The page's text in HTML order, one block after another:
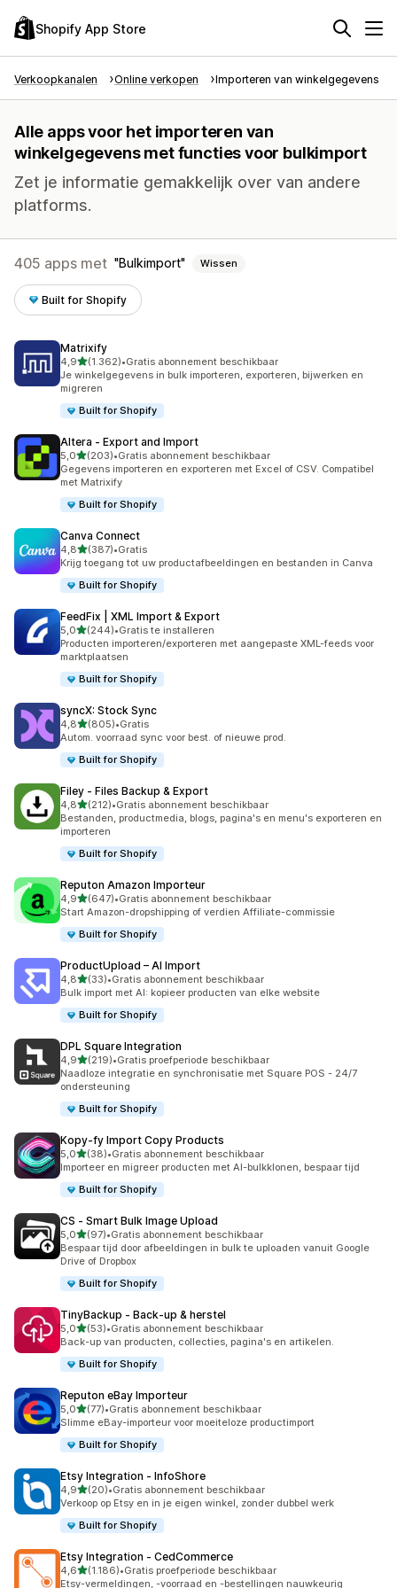
Shopify App Store
Verkoopkanalen Online verkopen Importeren van winkelgegevens
Alle apps voor het importeren van
winkelgegevens met functies voor bulkimport
Zet je informatie gemakkelijk over van andere
platforms.
405 apps met Bulkimport Wissen
Built for Shopify
Matrixify
4,9van 5 sterren
(1.362)
1362 recensies in totaal
•Gratis abonnement beschikbaar
Je winkelgegevens in bulk importeren, exporteren, bijwerken en
migreren
Built for Shopify
Altera ‑ Export and Import
5,0van 5 sterren
(203)
203 recensies in totaal
•Gratis abonnement beschikbaar
Gegevens importeren en exporteren met Excel of CSV. Compatibel
met Matrixify
Built for Shopify
Canva Connect
4,8van 5 sterren
(387)
387 recensies in totaal
•Gratis
Krijg toegang tot uw productafbeeldingen en bestanden in Canva
Built for Shopify
FeedFix | XML Import & Export
5,0van 5 sterren
(244)
244 recensies in totaal
•Gratis te installeren
Producten importeren/exporteren met aangepaste XML-feeds voor
marktplaatsen
Built for Shopify
syncX: Stock Sync
4,8van 5 sterren
(805)
805 recensies in totaal
•Gratis
Autom. voorraad sync voor best. of nieuwe prod.
Built for Shopify
Filey ‑ Files Backup & Export
4,8van 5 sterren
(212)
212 recensies in totaal
•Gratis abonnement beschikbaar
Bestanden, productmedia, blogs, pagina's en menu's exporteren en
importeren
Built for Shopify
Reputon Amazon Importeur
4,9van 5 sterren
(647)
647 recensies in totaal
•Gratis abonnement beschikbaar
Start Amazon-dropshipping of verdien Affiliate-commissie
Built for Shopify
ProductUpload – AI Import
4,8van 5 sterren
(33)
33 recensies in totaal
•Gratis abonnement beschikbaar
Bulk import met AI: kopieer producten van elke website
Built for Shopify
DPL Square Integration
4,9van 5 sterren
(219)
219 recensies in totaal
•Gratis proefperiode beschikbaar
Naadloze integratie en synchronisatie met Square POS - 24/7
ondersteuning
Built for Shopify
Kopy‑fy Import Copy Products
5,0van 5 sterren
(38)
38 recensies in totaal
•Gratis abonnement beschikbaar
Importeer en migreer producten met AI-bulkklonen, bespaar tijd
Built for Shopify
CS ‑ Smart Bulk Image Upload
5,0van 5 sterren
(97)
97 recensies in totaal
•Gratis abonnement beschikbaar
Bespaar tijd door afbeeldingen in bulk te uploaden vanuit Google
Drive of Dropbox
Built for Shopify
TinyBackup ‑ Back‑up & herstel
5,0van 5 sterren
(53)
53 recensies in totaal
•Gratis abonnement beschikbaar
Back-up van producten, collecties, pagina's en artikelen.
Built for Shopify
Reputon eBay Importeur
5,0van 5 sterren
(77)
77 recensies in totaal
•Gratis abonnement beschikbaar
Slimme eBay-importeur voor moeiteloze productimport
Built for Shopify
Etsy Integration ‑ InfoShore
4,9van 5 sterren
(20)
20 recensies in totaal
•Gratis abonnement beschikbaar
Verkoop op Etsy en in je eigen winkel, zonder dubbel werk
Built for Shopify
Etsy Integration ‑ CedCommerce
4,6van 5 sterren
(1.186)
1186 recensies in totaal
•Gratis proefperiode beschikbaar
Etsy-vermeldingen, -voorraad en -bestellingen nauwkeurig